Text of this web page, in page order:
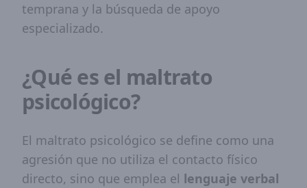
temprana y la búsqueda de apoyo
especializado.
¿Qué es el maltrato
psicológico?
El maltrato psicológico se define como una
agresión que no utiliza el contacto físico
directo, sino que emplea el lenguaje verbal